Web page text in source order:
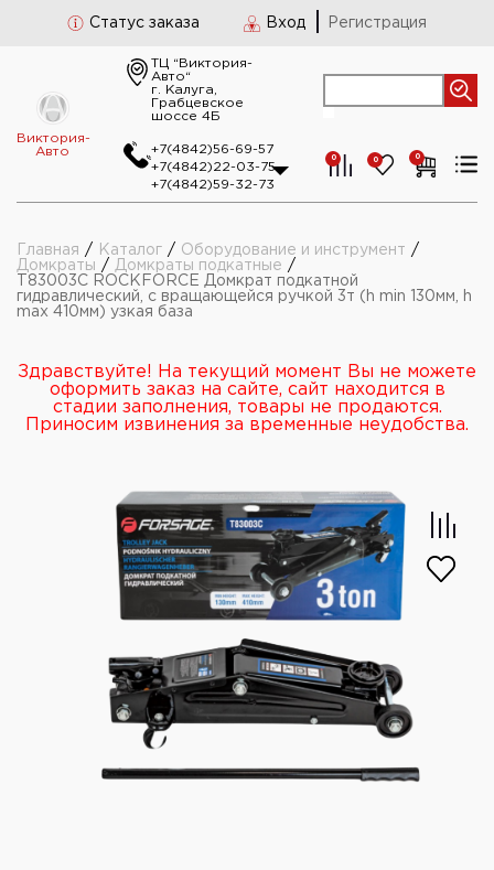
Статус заказа Вход Регистрация
Виктория-
Авто
ТЦ “Виктория-
Авто“
г. Калуга,
Грабцевское
шоссе 4Б
+7(4842)56-69-57
+7(4842)22-03-75
+7(4842)59-32-73
0 0 0
Главная / Каталог / Оборудование и инструмент /
Домкраты / Домкраты подкатные /
T83003C ROCKFORCE Домкрат подкатной
гидравлический, с вращающейся ручкой 3т (h min 130мм, h
max 410мм) узкая база
Здравствуйте! На текущий момент Вы не можете
оформить заказ на сайте, сайт находится в
стадии заполнения, товары не продаются.
Приносим извинения за временные неудобства.